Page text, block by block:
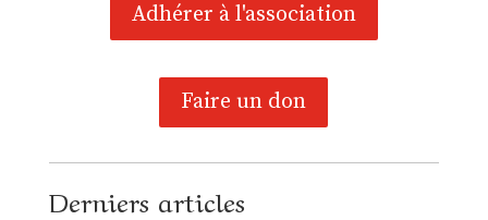
Adhérer à l'association
Faire un don
Derniers articles